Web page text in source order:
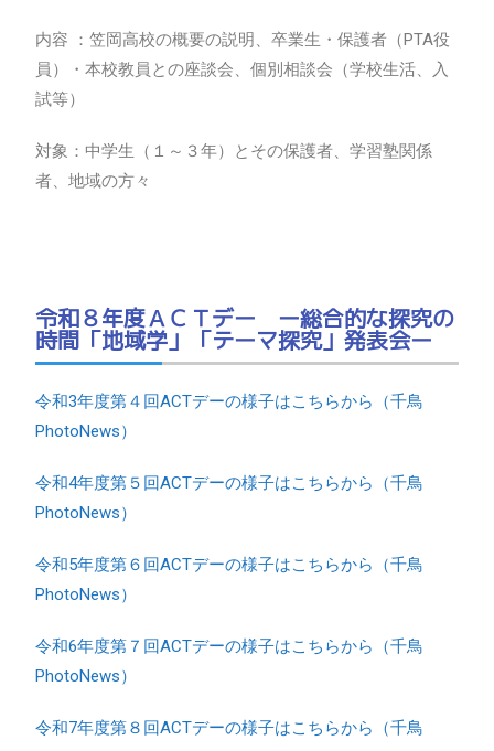
内容 ：笠岡高校の概要の説明、卒業生・保護者（PTA役
員）・本校教員との座談会、個別相談会（学校生活、入
試等）
対象：中学生（１～３年）とその保護者、学習塾関係
者、地域の方々
令和８年度ＡＣＴデー ー総合的な探究の
時間「地域学」「テーマ探究」発表会ー
令和3年度第４回ACTデーの様子はこちらから（千鳥
PhotoNews）
令和4年度第５回ACTデーの様子はこちらから（千鳥
PhotoNews）
令和5年度第６回ACTデーの様子はこちらから（千鳥
PhotoNews）
令和6年度第７回ACTデーの様子はこちらから（千鳥
PhotoNews）
令和7年度第８回ACTデーの様子はこちらから（千鳥